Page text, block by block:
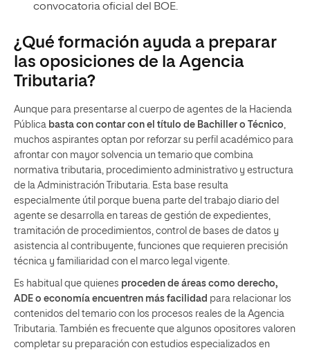
convocatoria oficial del BOE.
¿Qué formación ayuda a preparar
las oposiciones de la Agencia
Tributaria?
Aunque para presentarse al cuerpo de agentes de la Hacienda
Pública basta con contar con el título de Bachiller o Técnico
muchos aspirantes optan por reforzar su perfil académico para
afrontar con mayor solvencia un temario que combina
normativa tributaria, procedimiento administrativo y estructura
de la Administración Tributaria. Esta base resulta
especialmente útil porque buena parte del trabajo diario del
agente se desarrolla en tareas de gestión de expedientes,
tramitación de procedimientos, control de bases de datos y
asistencia al contribuyente, funciones que requieren precisión
técnica y familiaridad con el marco legal vigente.
Es habitual que quienes proceden de áreas como derecho,
ADE o economía encuentren más facilidad para relacionar los
contenidos del temario con los procesos reales de la Agencia
Tributaria. También es frecuente que algunos opositores valoren
completar su preparación con estudios especializados en